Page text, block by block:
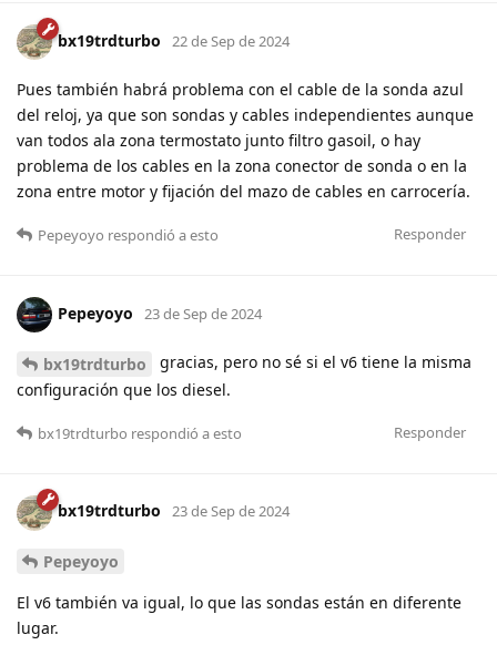
bx19trdturbo 22 de Sep de 2024
Pues también habrá problema con el cable de la sonda azul
del reloj, ya que son sondas y cables independientes aunque
van todos ala zona termostato junto filtro gasoil, o hay
problema de los cables en la zona conector de sonda o en la
zona entre motor y fijación del mazo de cables en carrocería.
Responder
Pepeyoyo respondió a esto
Pepeyoyo 23 de Sep de 2024
bx19trdturbo
gracias, pero no sé si el v6 tiene la misma
configuración que los diesel.
Responder
bx19trdturbo respondió a esto
bx19trdturbo 23 de Sep de 2024
Pepeyoyo
El v6 también va igual, lo que las sondas están en diferente
lugar.